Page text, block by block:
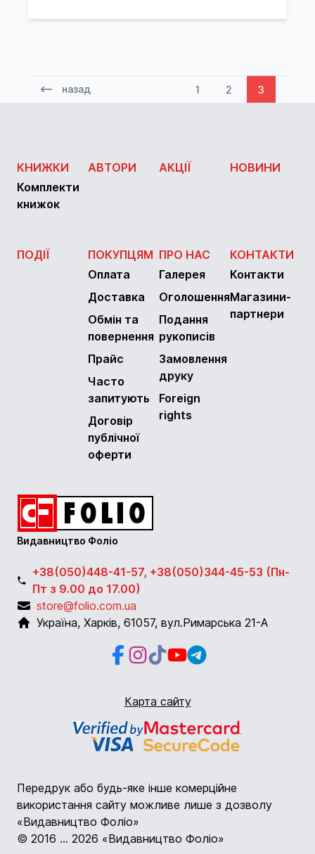
назад 1 2 3
КНИЖКИ
Комплекти
книжок
АВТОРИ АКЦІЇ НОВИНИ
ПОДІЇ
ПОКУПЦЯМ
Оплата
Доставка
Обмін та
повернення
Прайс
Часто
запитують
Договір
публічної
оферти
ПРО НАС
Галерея
Оголошення
Подання
рукописів
Замовлення
друку
Foreign
rights
КОНТАКТИ
Контакти
Магазини-
партнери
Видавництво Фоліо
+38(050)448-41-57, +38(050)344-45-53 (Пн-
Пт з 9.00 до 17.00)
store@folio.com.ua
Україна, Харків, 61057, вул.Римарська 21-А
Facebook
Instagram
Instagram
YoutubeTelegram
Карта сайту
Передрук або будь-яке інше комерційне
використання сайту можливе лише з дозволу
«Видавництво Фоліо»
© 2016 ... 2026 «Видавництво Фоліо»